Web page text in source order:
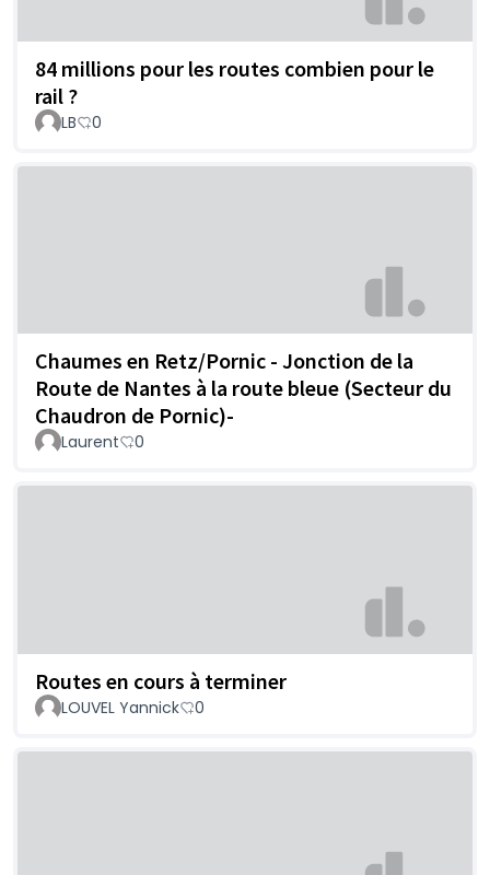
84 millions pour les routes combien pour le
rail ?
LB 0
Chaumes en Retz/Pornic - Jonction de la
Route de Nantes à la route bleue (Secteur du
Chaudron de Pornic)-
Laurent 0
Routes en cours à terminer
LOUVEL Yannick 0